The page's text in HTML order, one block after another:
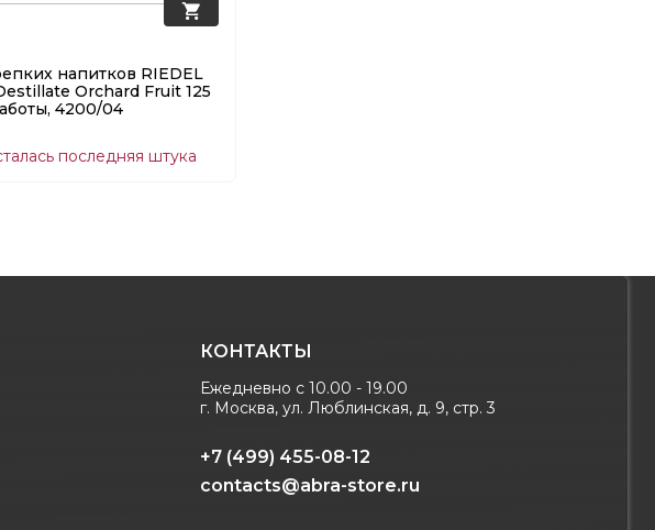
напитков RIEDEL
Orchard Fruit 125
4200/04
последняя штука
КОНТАКТЫ
Ежедневно с 10.00 - 19.00
г. Москва, ул. Люблинская, д. 9, стр. 3
+7 (499) 455-08-12
contacts@abra-store.ru